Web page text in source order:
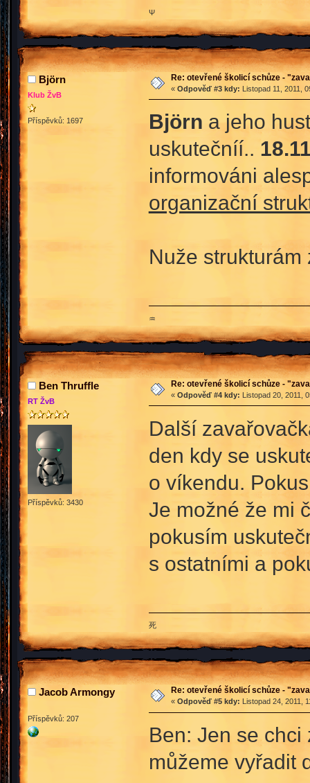
Ψ
Björn
Klub ŽvB
Příspěvků: 1697
Re: otevřené školicí schůze -
« Odpověď #3 kdy: Listopad 11, 2011,
Björn a jeho
uskutečníí..
informováni
organizační
Nuže strukturám
♒
Ben Thruffle
RT ŽvB
Příspěvků: 3430
Re: otevřené školicí schůze -
« Odpověď #4 kdy: Listopad 20, 2011,
Další
den kdy se
o víkendu.
Je možné že mi
pokusím
s ostatními a
死
Jacob Armongy
Příspěvků: 207
Re: otevřené školicí schůze -
« Odpověď #5 kdy: Listopad 24, 2011,
Ben: Jen se
můžeme